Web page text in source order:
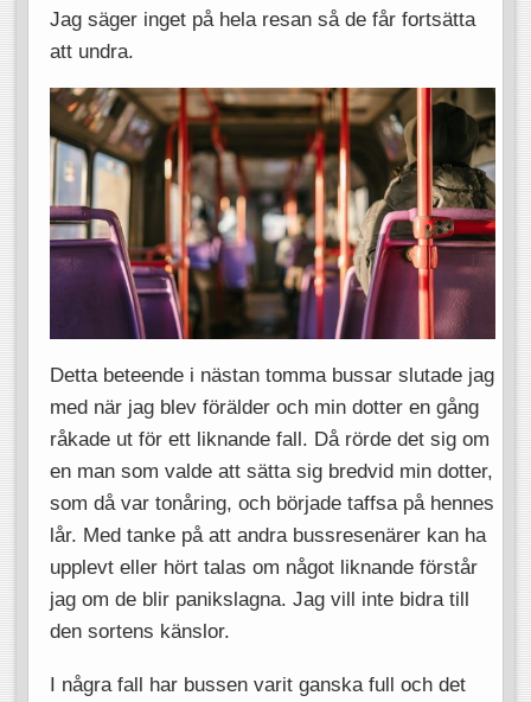
Jag säger inget på hela resan så de får fortsätta
att undra.
Detta beteende i nästan tomma bussar slutade jag
med när jag blev förälder och min dotter en gång
råkade ut för ett liknande fall. Då rörde det sig om
en man som valde att sätta sig bredvid min dotter,
som då var tonåring, och började taffsa på hennes
lår. Med tanke på att andra bussresenärer kan ha
upplevt eller hört talas om något liknande förstår
jag om de blir panikslagna. Jag vill inte bidra till
den sortens känslor.
I några fall har bussen varit ganska full och det